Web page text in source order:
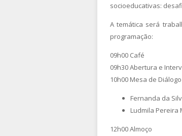
socioeducativas:
A temática será
programação:
09h00 Café
09h30 Abertura e
10h00 Mesa de
Fernanda da
Ludmila Pereira
12h00 Almoço